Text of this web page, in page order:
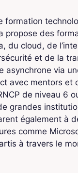
propose des
du cloud, de
et de la
asynchrone via
avec mentors et
de niveau 6
grandes
également
comme
à travers le